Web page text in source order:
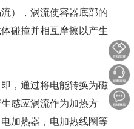
），涡流使容器底部的
碰撞并相互摩擦以产生
，通过将电能转换为磁
感应涡流作为加热方
加热器，电加热线圈等